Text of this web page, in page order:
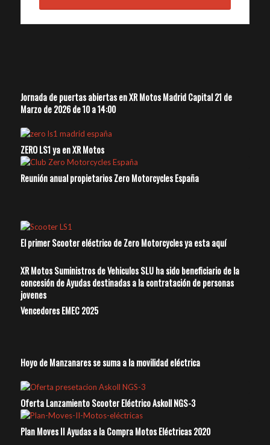
Jornada de puertas abiertas en XR Motos Madrid Capital 21 de
Marzo de 2026 de 10 a 14:00
ZERO LS1 ya en XR Motos
Reunión anual propietarios Zero Motorcycles España
El primer Scooter eléctrico de Zero Motorcycles ya esta aquí
XR Motos Suministros de Vehiculos SLU ha sido beneficiario de la
concesión de Ayudas destinadas a la contratación de personas
jovenes
Vencedores EMEC 2025
Hoyo de Manzanares se suma a la movilidad eléctrica
Oferta Lanzamiento Scooter Eléctrico Askoll NGS-3
Plan Moves II Ayudas a la Compra Motos Eléctricas 2020